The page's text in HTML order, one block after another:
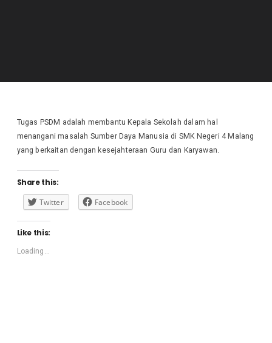
Tugas PSDM adalah membantu Kepala Sekolah dalam hal
menangani masalah Sumber Daya Manusia di SMK Negeri 4 Malang
yang berkaitan dengan kesejahteraan Guru dan Karyawan.
Share this:
Twitter
Facebook
Like this:
Loading...